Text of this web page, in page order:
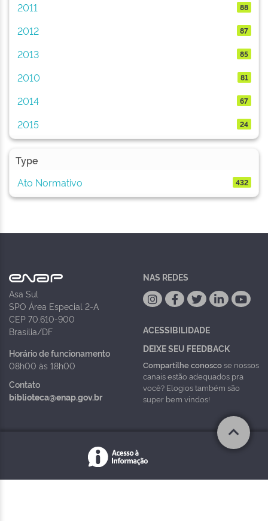
2011
88
2012 87
2013 85
2010 81
2014 67
2015 24
Type
Ato Normativo
432
Asa Sul
SPO Área Especial 2-A
CEP 70.610-900
Brasília/DF
Horário de funcionamento
08h00 às 18h00
Contato
biblioteca@enap.gov.br
NAS REDES
ACESSIBILIDADE
DEIXE SEU FEEDBACK
Compartilhe conoscose nossos
canais estão adequados pra
você? Elogios também são
super bem vindos!